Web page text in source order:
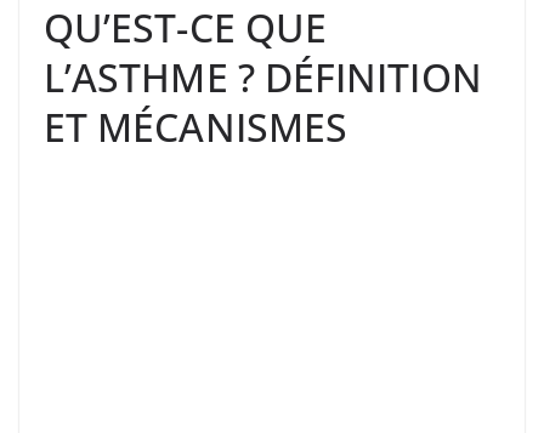
QU’EST-CE QUE
L’ASTHME ? DÉFINITION
ET MÉCANISMES